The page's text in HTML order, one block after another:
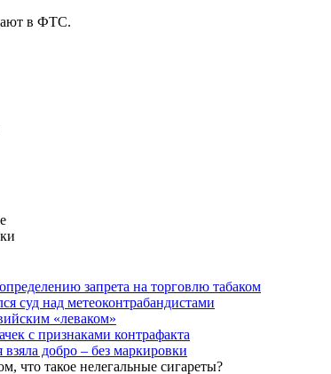
в ФТС.
запрета на торговлю табаком
суд над метеоконтрабандистами
«леваком»
с признаками контрафакта
добро – без маркировки
что такое нелегальные сигареты?